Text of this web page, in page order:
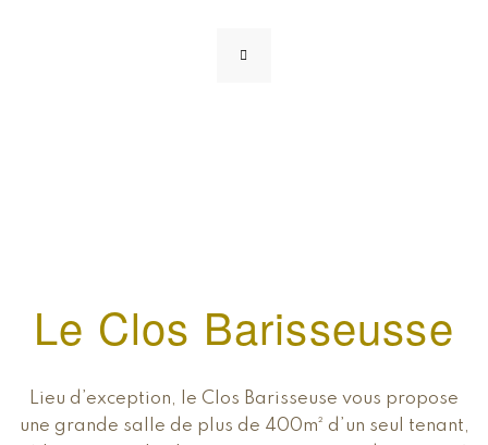
Le Clos Barisseusse
Lieu d’exception, le Clos Barisseuse vous propose
une grande salle de plus de 400m² d’un seul tenant,